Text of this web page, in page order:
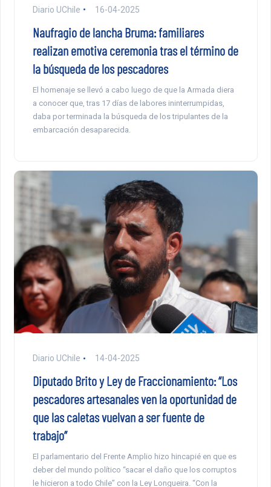
Diario UChile 16-04-2025
Naufragio de lancha Bruma: familiares
realizan emotiva ceremonia tras el término de
la búsqueda de los pescadores
El homenaje se llevó a cabo luego de que la Armada diera
a conocer que, tras 17 días de labores ininterrumpidas,
daba por terminada la búsqueda de los tripulantes de la
embarcación desaparecida.
Diario UChile 14-04-2025
Diputado Brito y Ley de Fraccionamiento: “Los
pescadores artesanales ven la oportunidad de
que las caletas vuelvan a ser fuente de
trabajo”
El parlamentario del Frente Amplio hizo hincapié en que es
deber del mundo político “sacar el daño que los corruptos
le hicieron a todo Chile” con la Ley Longueira. “Con la